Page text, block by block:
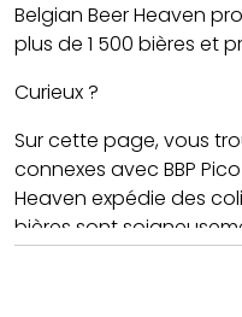
Belgian Beer Heaven
plus de 1 500 bières et
Curieux ?
Sur cette page, vous
connexes avec BBP
Heaven expédie des
bières sont